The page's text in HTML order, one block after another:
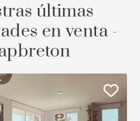
últimas
en venta -